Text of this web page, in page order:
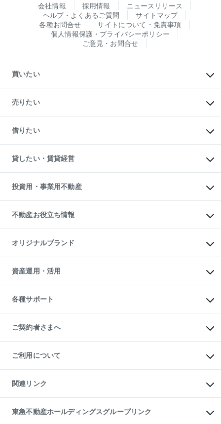
会社情報 採用情報
ニュースリリース
ヘルプ・よくあるご質問
サイトマップ
各種お問合せ
サイトについて・免責事項
個人情報保護・プライバシーポリシー
ご意見・お問合せ
買いたい
新築・分譲マンションの購入
中古マンションの購入
一戸建ての購入
中古一戸建ての購入
不動産購入の流れ
注目キーワード物件特集
購入ガイド
English 繁体中文簡体中文
売りたい
一戸建ての売却・査定
土地の売却・査定
スピードAI査定
不動産査定について
不動産売却の流れ
不動産買換えの流れ
売却ガイド
借りたい
オフィス・店舗の賃貸
借りるときの流れ
借りるガイド
貸したい・賃貸経営
マンション賃料データ
賃貸管理プラン
リロケーションについて
貸すガイド
投資用・事業用不動産
事業用不動産
マンション投資
投資用マンション
アパート経営
収益物件
ビル購入（ビル一棟）
投資用不動産の売却査定
事業用不動産の売却査定
不動産お役立ち情報
マンションライブラリー
人気マンションランキング
暮らしに役立つ不動産メディア
不動産相場・不動産価格情報
不動産コラム・ニュース
不動産用語集
不動産なんでもネット相談室
住まいの税金
オリジナルブランド
一棟リノベーションマンション
L`GENTE（ルジェンテ）
区分リノベーションマンション
投資用一棟レジデンスWELL
不動産小口投資
LEGACIA（レガシア）
資産運用・活用
不動産M&A
アセットマネジメント・出資
各種サポート
相続サポート
リフォームサポート
ご契約者さまへ
ご紹介・再契約特典
入居者様専用-各種ご案内（賃貸）
東急こすもす会「こすもすWeb」
ご利用について
金融商品取引について
東急リバブル ソーシャルメディアポリシー
ご意見・お問い合わせ（金融商品取引専用の相談・お問い合わせ窓口）
ダイレクトメール（郵送物）・Eメールなどの送付停止について
関連リンク
これからご結婚される方に東急百貨店のブライダルクラブ
人材サービスのご用命は 東急リバブルスタッフ株式会社まで
東急不動産ホールディングスグループリンク